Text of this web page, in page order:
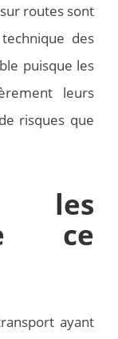
routes sont
des
puisque les
leurs
risques que
les
ce
ayant